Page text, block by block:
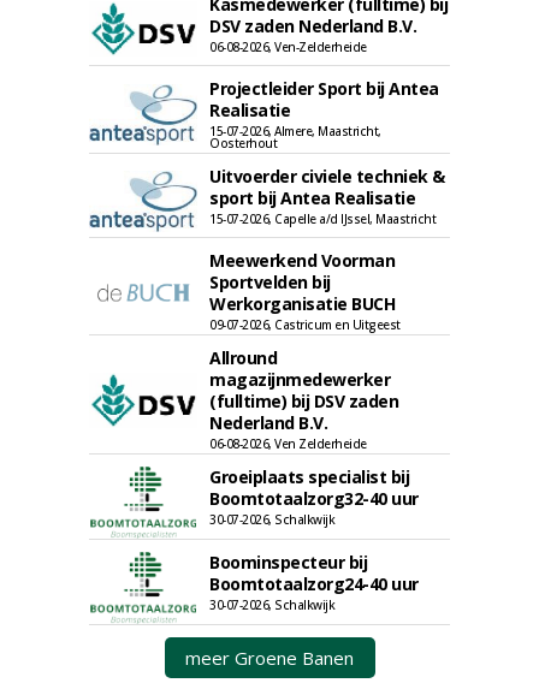
DSV zaden Nederland B.V.
06-08-2026, Ven-Zelderheide
Projectleider Sport bij Antea
Realisatie
15-07-2026, Almere, Maastricht,
Oosterhout
Uitvoerder civiele techniek &
sport bij Antea Realisatie
15-07-2026, Capelle a/d IJssel, Maastricht
Meewerkend Voorman
Sportvelden bij
Werkorganisatie BUCH
09-07-2026, Castricum en Uitgeest
Allround
magazijnmedewerker
(fulltime) bij DSV zaden
Nederland B.V.
06-08-2026, Ven Zelderheide
Groeiplaats specialist bij
Boomtotaalzorg32-40 uur
30-07-2026, Schalkwijk
Boominspecteur bij
Boomtotaalzorg24-40 uur
30-07-2026, Schalkwijk
meer Groene Banen